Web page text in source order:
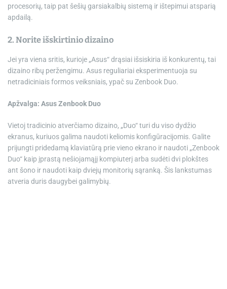
procesorių, taip pat šešių garsiakalbių sistemą ir ištepimui atsparią
apdailą.
2. Norite išskirtinio dizaino
Jei yra viena sritis, kurioje „Asus“ drąsiai išsiskiria iš konkurentų, tai
dizaino ribų peržengimu. Asus reguliariai eksperimentuoja su
netradiciniais formos veiksniais, ypač su Zenbook Duo.
Apžvalga: Asus Zenbook Duo
Vietoj tradicinio atverčiamo dizaino, „Duo“ turi du viso dydžio
ekranus, kuriuos galima naudoti keliomis konfigūracijomis. Galite
prijungti pridedamą klaviatūrą prie vieno ekrano ir naudoti „Zenbook
Duo“ kaip įprastą nešiojamąjį kompiuterį arba sudėti dvi plokštes
ant šono ir naudoti kaip dviejų monitorių sąranką. Šis lankstumas
atveria duris daugybei galimybių.